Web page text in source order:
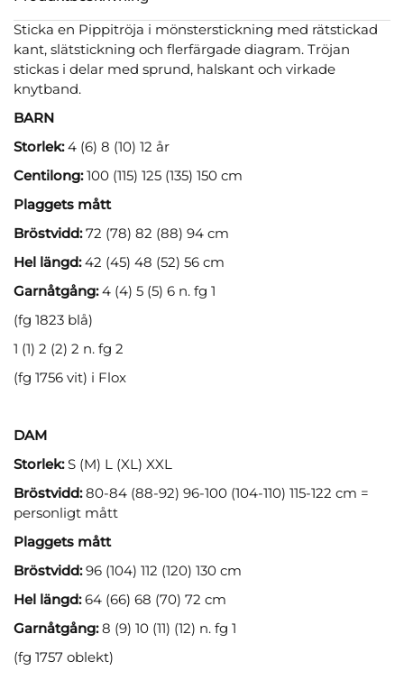
Sticka en Pippitröja i mönsterstickning med rätstickad
kant, slätstickning och flerfärgade diagram. Tröjan
stickas i delar med sprund, halskant och virkade
knytband.
BARN
Storlek:4 (6) 8 (10) 12 år
Centilong:100 (115) 125 (135) 150 cm
Plaggets mått
Bröstvidd:72 (78) 82 (88) 94 cm
Hel längd:42 (45) 48 (52) 56 cm
Garnåtgång:4 (4) 5 (5) 6 n. fg 1
(fg 1823 blå)
1 (1) 2 (2) 2 n. fg 2
(fg 1756 vit) i Flox
DAM
Storlek:S (M) L (XL) XXL
Bröstvidd:80-84 (88-92) 96-100 (104-110) 115-122 cm =
personligt mått
Plaggets mått
Bröstvidd:96 (104) 112 (120) 130 cm
Hel längd:64 (66) 68 (70) 72 cm
Garnåtgång:8 (9) 10 (11) (12) n. fg 1
(fg 1757 oblekt)